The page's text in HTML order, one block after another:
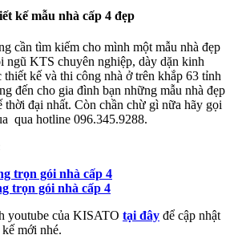
kế mẫu nhà cấp 4 đẹp
cần tìm kiếm cho mình một mẫu nhà đẹp
ngũ KTS chuyên nghiệp, dày dặn kinh
kế và thi công nhà ở trên khắp 63 tỉnh
đến cho gia đình bạn những mẫu nhà đẹp
thời đại nhất. Còn chần chừ gì nữa hãy gọi
qua hotline 096.345.9288.
trọn gói nhà cấp 4
trọn gói nhà cấp 4
youtube của KISATO tại đây để cập nhật
mới nhé.